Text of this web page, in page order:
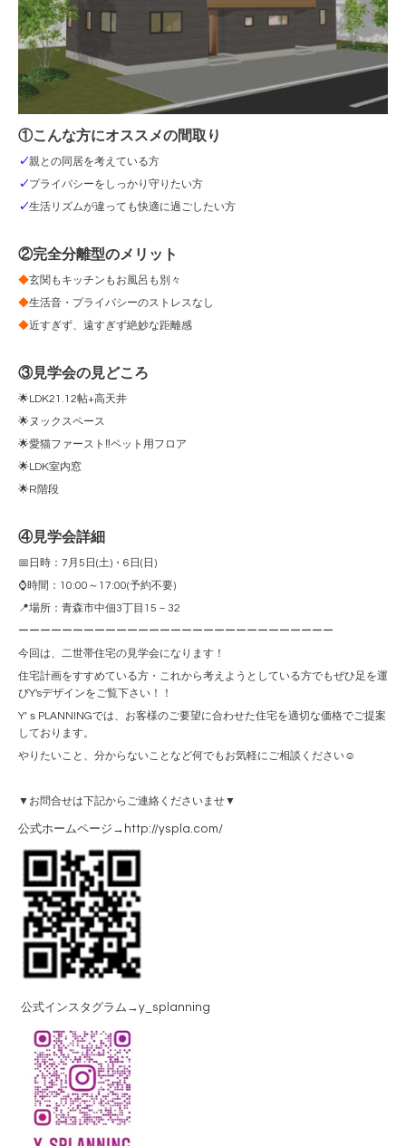
①こんな方にオススメの間取り
✓親との同居を考えている方
✓プライバシーをしっかり守りたい方
✓生活リズムが違っても快適に過ごしたい方
②完全分離型のメリット
◆玄関もキッチンもお風呂も別々
◆生活音・プライバシーのストレスなし
◆近すぎず、遠すぎず絶妙な距離感
③見学会の見どころ
🌟LDK21.12帖+高天井
🌟ヌックスペース
🌟愛猫ファースト‼ペット用フロア
🌟LDK室内窓
🌟R階段
④見学会詳細
📅日時：7月5日(土)・6日(日)
⌚時間：10:00～17:00(予約不要)
📍場所：青森市中佃3丁目15－32
ーーーーーーーーーーーーーーーーーーーーーーーーーーーーー
今回は、二世帯住宅の見学会になります！
住宅計画をすすめている方・これから考えようとしている方でもぜひ足を運
びY'sデザインをご覧下さい！！
Y’ｓPLANNINGでは、お客様のご要望に合わせた住宅を適切な価格でご提案
しております。
やりたいこと、分からないことなど何でもお気軽にご相談ください☺
▼お問合せは下記からご連絡くださいませ▼
公式ホームページ→http://yspla.com/
公式インスタグラム→y_splanning